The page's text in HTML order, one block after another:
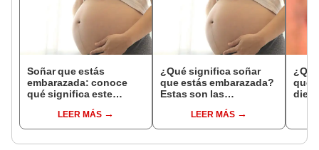
Soñar que estás
embarazada: conoce
qué significa este
LEER MÁS
¿Qué significa soñar
que estás embarazada?
Estas son las
comunesLEER MÁS
que